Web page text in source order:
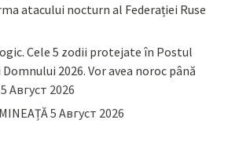
atacului nocturn al Federației Ruse
Cele 5 zodii protejate în Postul
2026. Vor avea noroc până
5 Август 2026
5 Август 2026